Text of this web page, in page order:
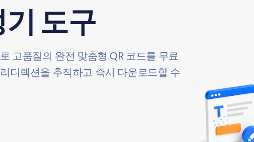
도구
고품질의 완전 맞춤형 QR 코드를 무료
디렉션을 추적하고 즉시 다운로드할 수